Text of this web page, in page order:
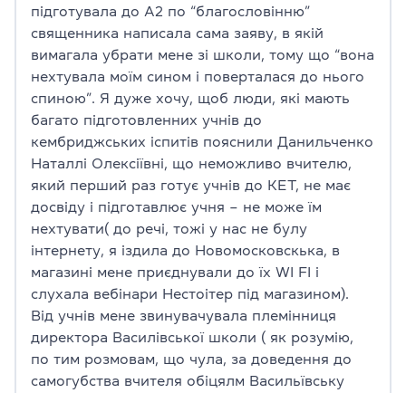
підготувала до А2 по “благословінню”
священника написала сама заяву, в якій
вимагала убрати мене зі школи, тому що “вона
нехтувала моїм сином і поверталася до нього
спиною”. Я дуже хочу, щоб люди, які мають
багато підготовленних учнів до
кембриджських іспитів пояснили Данильченко
Наталлі Олексіївні, що неможливо вчителю,
який перший раз готує учнів до КЕТ, не має
досвіду і підготавлює учня – не може їм
нехтувати( до речі, тожі у нас не булу
інтернету, я іздила до Новомосковскька, в
магазині мене приєднували до їх WI FI і
слухала вебінари Нестоітер під магазином).
Від учнів мене звинувачувала племінниця
директора Василівської школи ( як розумію,
по тим розмовам, що чула, за доведення до
самогубства вчителя обіцялм Васильївську